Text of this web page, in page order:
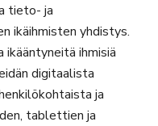
tieto- ja
ikäihmisten yhdistys.
ikääntyneitä ihmisiä
digitaalista
ja
tablettien ja